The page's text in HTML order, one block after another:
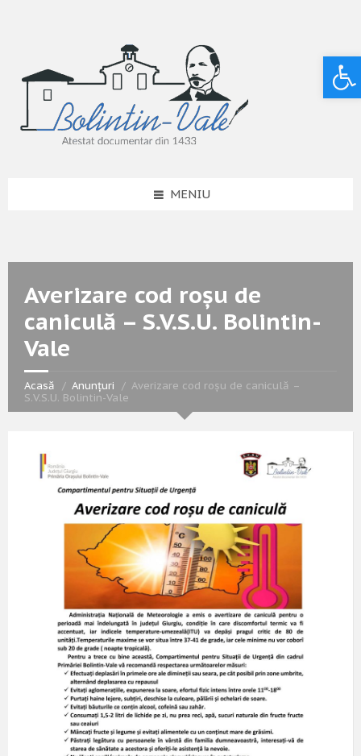
MENIU
Averizare cod roșu de
caniculă – S.V.S.U. Bolintin-
Vale
Acasă Anunțuri
Averizare cod roșu de caniculă –
S.V.S.U. Bolintin-Vale
Deschide bara de unelte